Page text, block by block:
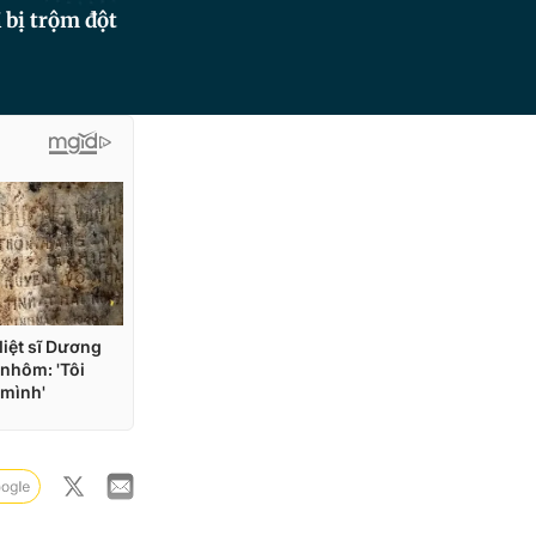
bị trộm đột